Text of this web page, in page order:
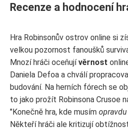
Recenze a hodnocení
Hra Robinsonův ostrov online si
velkou pozornost fanoušků
Mnozí hráči oceňujívěrnost
Daniela Defoa a chválí
budování. Na herních fórech se
to jako prožít Robinsona Crusoe
"Konečně hra, kde musím
Někteří hráči ale kritizují